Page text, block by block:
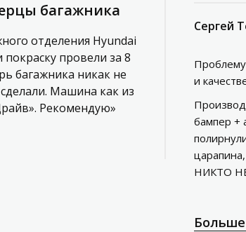
багажника
отделения Hyundai
провели за 8
багажника никак не
Машина как из
Рекомендую»
Сергей
и
бампер +
НИКТО НЕ